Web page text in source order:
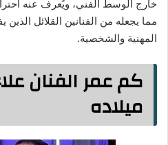
خارج الوسط الفني، ويُعرف عنه
مما يجعله من الفنانين القلائل
المهنية والشخصية.
كم عمر الفنان
ميلاده